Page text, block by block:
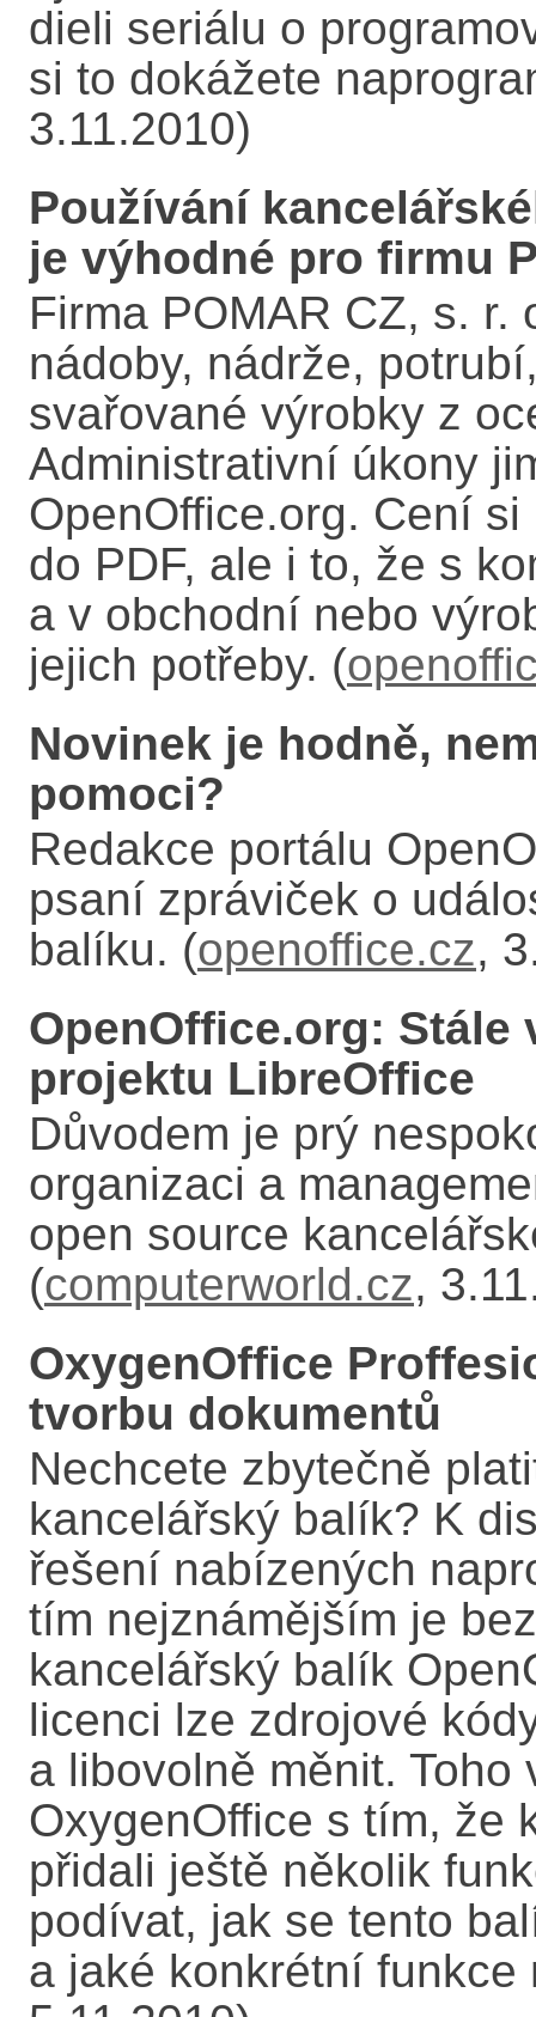
dieli seriálu o
si to dokážete
3.11.2010)
Používání
je výhodné pro firmu
Firma POMAR CZ, s.
nádoby, nádrže,
svařované výrobky z
Administrativní úkony
OpenOffice.org. Cení
do PDF, ale i to, že s
a v obchodní nebo
jejich potřeby. (
Novinek je hodně,
pomoci?
Redakce portálu
psaní zpráviček o
balíku. (openoffice.cz,
OpenOffice.org:
projektu LibreOffice
Důvodem je prý
organizaci a
open source
(computerworld.cz,
OxygenOffice
tvorbu dokumentů
Nechcete zbytečně
kancelářský balík? K
řešení nabízených
tím nejznámějším je
kancelářský balík
licenci lze zdrojové
a libovolně měnit. Toho
OxygenOffice s tím, že
přidali ještě několik
podívat, jak se tento
a jaké konkrétní